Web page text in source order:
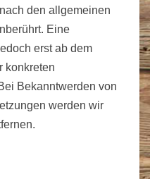
den allgemeinen
Eine
erst ab dem
konkreten
Bekanntwerden von
werden wir